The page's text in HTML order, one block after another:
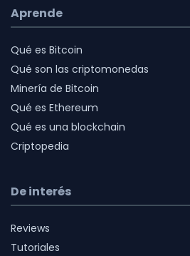
Aprende
Qué es Bitcoin
Qué son las criptomonedas
Minería de Bitcoin
Qué es Ethereum
Qué es una blockchain
Criptopedia
De interés
Reviews
Tutoriales